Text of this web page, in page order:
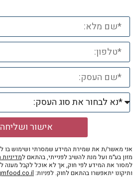
אישור ושליחה
אני מאשר/ת את שמירת המידע שמסרתי ושימוש בו
מזון בע״מ ועל מנת להשיב לפנייתי, בהתאם ל
למסור את המידע לפי חוק, אך לא אוכל לקבל מענה
ותיקונו יתאפשרו בהתאם לחוק. לפניות: